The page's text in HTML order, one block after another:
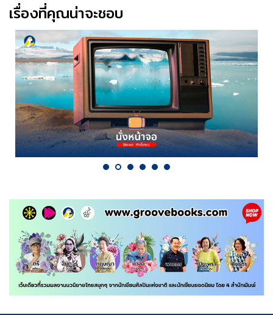
เรื่องที่คุณน่าจะชอบ